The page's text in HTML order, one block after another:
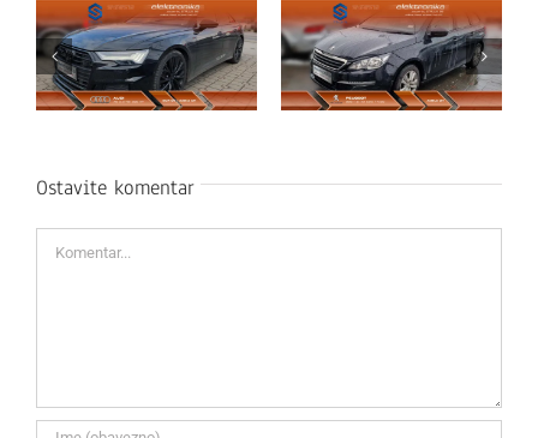
Ostavite komentar